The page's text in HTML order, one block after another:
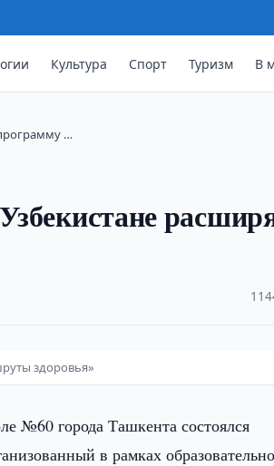
Культура Спорт Туризм В
…
здоровья»
№60 города Ташкента состоялся
в рамках